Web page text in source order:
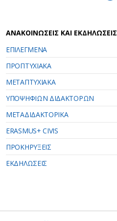
ΑΝΑΚΟΙΝΩΣΕΙΣ ΚΑΙ ΕΚΔΗΛΩΣΕΙΣ
ΕΠΙΛΕΓΜΕΝΑ
ΠΡΟΠΤΥΧΙΑΚΑ
ΜΕΤΑΠΤΥΧΙΑΚΑ
ΥΠΟΨΗΦΙΩΝ ΔΙΔΑΚΤΟΡΩΝ
ΜΕΤΑΔΙΔΑΚΤΟΡΙΚΑ
ERASMUS+ CIVIS
ΠΡΟΚΗΡΥΞΕΙΣ
ΕΚΔΗΛΩΣΕΙΣ